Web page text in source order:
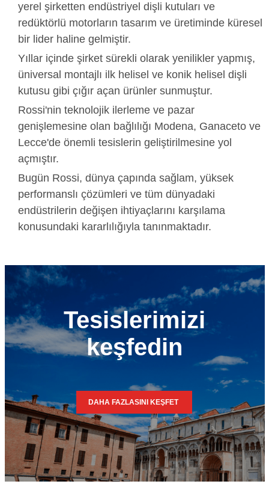
yerel şirketten endüstriyel dişli kutuları ve
redüktörlü motorların tasarım ve üretiminde küresel
bir lider haline gelmiştir.
Yıllar içinde şirket sürekli olarak yenilikler yapmış,
üniversal montajlı ilk helisel ve konik helisel dişli
kutusu gibi çığır açan ürünler sunmuştur.
Rossi'nin teknolojik ilerleme ve pazar
genişlemesine olan bağlılığı Modena, Ganaceto ve
Lecce'de önemli tesislerin geliştirilmesine yol
açmıştır.
Bugün Rossi, dünya çapında sağlam, yüksek
performanslı çözümleri ve tüm dünyadaki
endüstrilerin değişen ihtiyaçlarını karşılama
konusundaki kararlılığıyla tanınmaktadır.
Tesislerimizi
keşfedin
DAHA FAZLASINI KEŞFET